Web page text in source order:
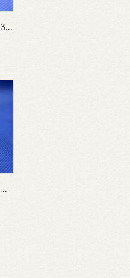
トミカ トミカプレミアム 37 ホンダ シビック タイプR (FD2)
トミカ No.52 トヨタ ＧＲカローラ